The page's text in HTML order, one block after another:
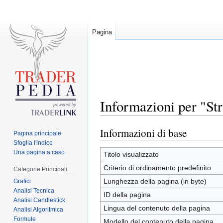
Informazioni per
Jump
to
navigation
Jump
to
search
Informazioni di base
Titolo visualizzato
Criterio di ordinamento predefinito
Lunghezza della pagina (in byte)
ID della pagina
Lingua del contenuto della pagina
Pagina
Pagina principale
Sfoglia l'indice
Una pagina a caso
Categorie Principali
Grafici
Analisi Tecnica
Analisi Candlestick
Analisi Algoritmica
Formule